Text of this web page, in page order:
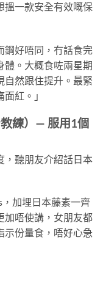
搵一款安全有效嘅保
鋼好唔同，冇話食完
體。大概食咗兩星期
自然跟住提升。最緊
紅。」
練）— 服用1個
，聽朋友介紹話日本
，加埋日本藤素一齊
加唔使講，女朋友都
示份量食，唔好心急